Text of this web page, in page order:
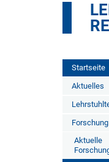
Startseite
Aktuelles
Aktuelle